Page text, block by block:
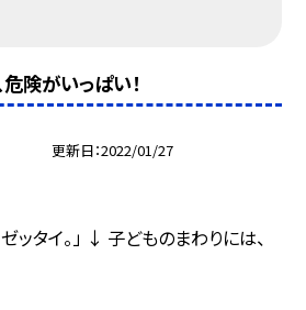
険がいっぱい！
更新日 2022/01/27
ゼッタイ。」 ↓ 子どものまわりには、